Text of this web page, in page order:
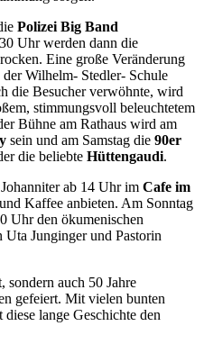
Polizei Big Band
Uhr werden dann die
Eine große Veränderung
Wilhelm- Stedler- Schule
die Besucher verwöhnte, wird
stimmungsvoll beleuchtetem
Bühne am Rathaus wird am
sein und am Samstag die 90er
die beliebte Hüttengaudi.
ab 14 Uhr im Cafe im
Kaffee anbieten. Am Sonntag
Uhr den ökumenischen
Uta Junginger und Pastorin
sondern auch 50 Jahre
gefeiert. Mit vielen bunten
lange Geschichte den